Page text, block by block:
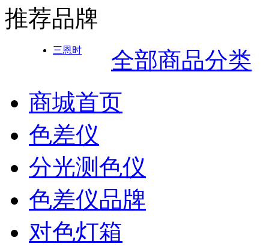
推荐品牌
三恩时
全部商品分类
商城首页
色差仪
分光测色仪
色差仪品牌
对色灯箱